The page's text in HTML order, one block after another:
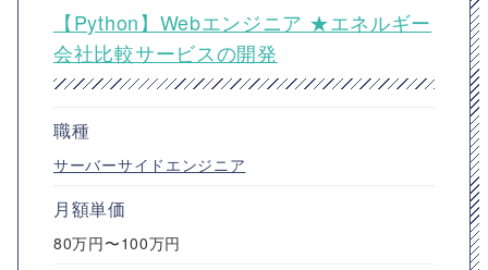
【Python】Webエンジニア ★エネルギー
会社比較サービスの開発
職種
サーバーサイドエンジニア
月額単価
80万円〜100万円